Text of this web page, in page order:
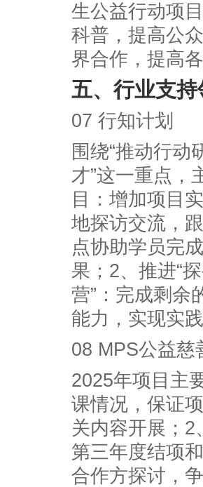
生公益行动项
科普，提高公
界合作，提高
五、行业支持
07 行知计划
围绕“推动行动
才”这一重点，
目：增加项目
地探访交流，
点协助学员完
果；2、推进“
营”：完成剩余
能力，实现实
08 MPS公益慈
2025年项目主
课情况，保证
关内容开展；2
第三年度结项
合作方探讨，